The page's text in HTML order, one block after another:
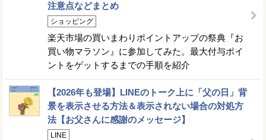
注意点などまとめ
ショッピング
楽天市場の買いまわりポイントアップの祭典『お
買い物マラソン』に参加してみた。最大付与ポイ
ントをゲットするまでの手順を紹介
【2026年も登場】LINEのトーク上に「父の日」背
景を表示させる方法＆表示されない場合の対処方
法【お父さんに感謝のメッセージ】
LINE